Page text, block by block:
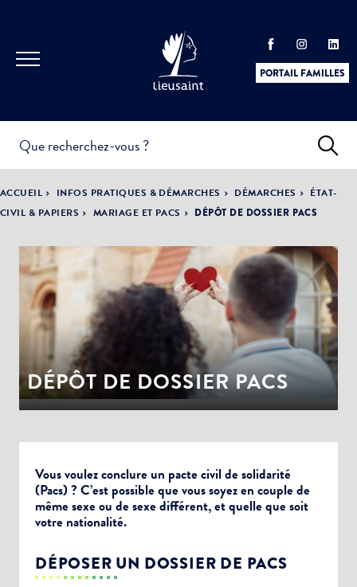
PORTAIL FAMILLES
PRATIQUES &
DÉMARCHES
ACTUALITÉS &
ÉVÈNEMENTS
LA VILLE
DÉMOCRATIE
PARTICIPATIVE
ACCUEIL INFOS PRATIQUES & DÉMARCHES DÉMARCHES
ÉTAT-
CIVIL & PAPIERS
MARIAGE ET PACS DÉPÔT DE DOSSIER PACS
DÉPÔT DE DOSSIER PACS
Vous voulez conclure un pacte civil de solidarité
(Pacs) ? C’est possible que vous soyez en couple de
même sexe ou de sexe différent, et quelle que soit
votre nationalité.
DÉPOSER UN DOSSIER DE PACS